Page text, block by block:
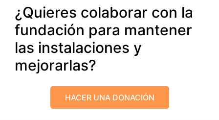
¿Quieres colaborar con la
fundación para mantener
las instalaciones y
mejorarlas?
HACER UNA DONACIÓN